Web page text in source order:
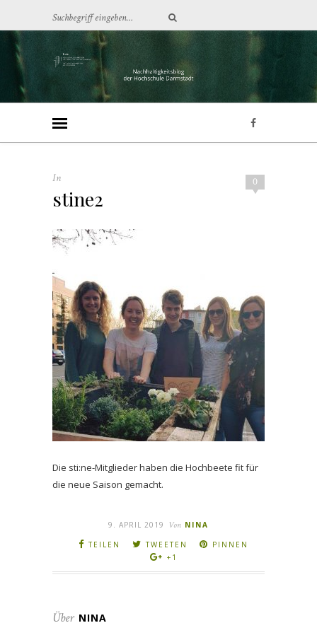
0
In
stine2
Die sti:ne-Mitglieder haben die Hochbeete fit für
die neue Saison gemacht.
9. APRIL 2019 Von NINA
TEILEN
TWEETEN
PINNEN
+1
Über NINA